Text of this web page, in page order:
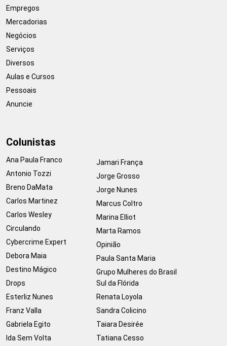
Empregos
Mercadorias
Negócios
Serviços
Diversos
Aulas e Cursos
Pessoais
Anuncie
Colunistas
Ana Paula Franco
Antonio Tozzi
Breno DaMata
Carlos Martinez
Carlos Wesley
Circulando
Cybercrime Expert
Debora Maia
Destino Mágico
Drops
Esterliz Nunes
Franz Valla
Gabriela Egito
Ida Sem Volta
Jamari França
Jorge Grosso
Jorge Nunes
Marcus Coltro
Marina Elliot
Marta Ramos
Opinião
Paula Santa Maria
Grupo Mulheres do Brasil
Sul da Flórida
Renata Loyola
Sandra Colicino
Taiara Desirée
Tatiana Cesso